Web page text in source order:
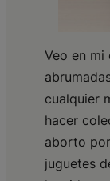
Veo en mi
cualquier
hacer
aborto
juguetes